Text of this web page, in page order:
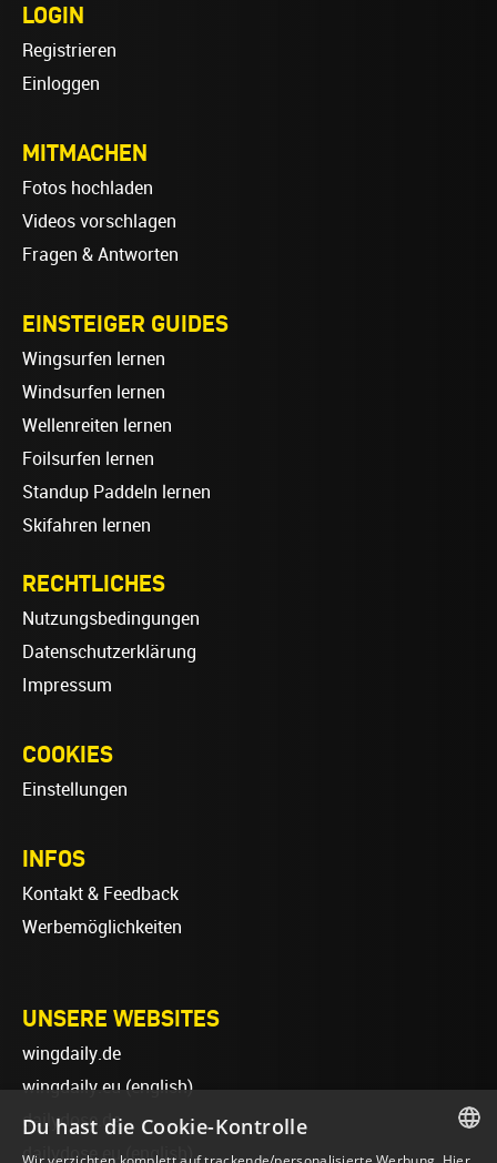
LOGIN
Registrieren
Einloggen
MITMACHEN
Fotos hochladen
Videos vorschlagen
Fragen & Antworten
EINSTEIGER GUIDES
Wingsurfen lernen
Windsurfen lernen
Wellenreiten lernen
Foilsurfen lernen
Standup Paddeln lernen
Skifahren lernen
RECHTLICHES
Nutzungsbedingungen
Datenschutzerklärung
Impressum
COOKIES
Einstellungen
INFOS
Kontakt & Feedback
Werbemöglichkeiten
UNSERE WEBSITES
wingdaily.de
wingdaily.eu(english)
dailydose.de
dailydose.eu (english)
Du hast die Cookie-Kontrolle